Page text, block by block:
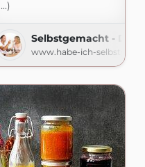
Selbstgemacht - Der
www.habe-ich-